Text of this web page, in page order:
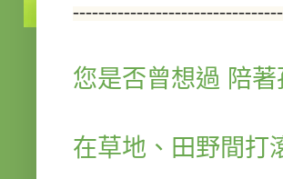
您是否曾想過 陪著
在草地、田野間打